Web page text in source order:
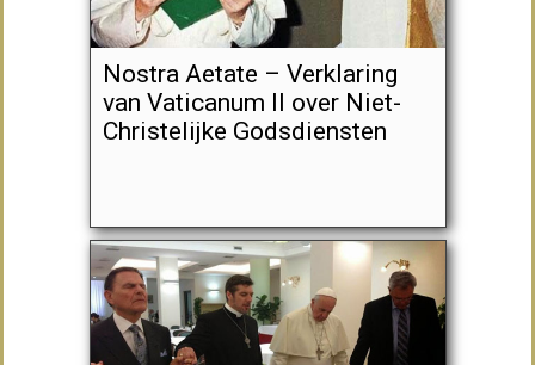
Nostra Aetate – Verklaring
van Vaticanum II over Niet-
Christelijke Godsdiensten